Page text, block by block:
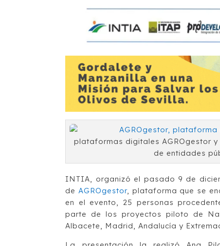
plataformas digitales AGROgestor
de entidades
INTIA, organizó el pasado 9 de
deAGROgestor, plataforma que se
en el evento, 25 personas
parte de los proyectos piloto de
Albacete, Madrid, Andalucía y